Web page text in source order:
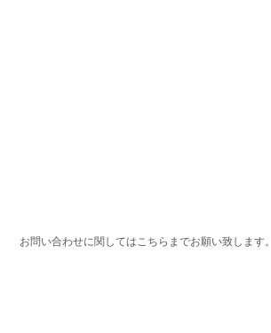
お問い合わせに関してはこちらまでお願い致します。